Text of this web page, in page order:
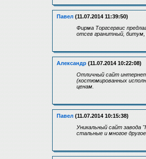
Павел (11.07.2014 11:39:50)
Фирма Торгсервис
отсев гранитный, битум,
Александр (11.07.2014 10:22:08)
Отличный сайт интернет
(костюмированных
ценам.
Павел (11.07.2014 10:15:38)
Уникальный сайт
стальные и многое